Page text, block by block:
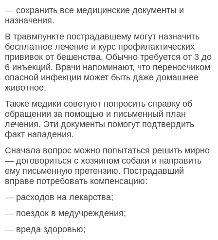
— сохранить все медицинские документы и
назначения.
В травмпункте пострадавшему могут назначить
бесплатное лечение и курс профилактических
прививок от бешенства. Обычно требуется от 3 до
6 инъекций. Врачи напоминают, что переносчиком
опасной инфекции может быть даже домашнее
животное.
Также медики советуют попросить справку об
обращении за помощью и письменный план
лечения. Эти документы помогут подтвердить
факт нападения.
Сначала вопрос можно попытаться решить мирно
— договориться с хозяином собаки и направить
ему письменную претензию. Пострадавший
вправе потребовать компенсацию:
— расходов на лекарства;
— поездок в медучреждения;
— вреда здоровью;